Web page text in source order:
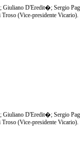
D'Eredit�; Sergio
(Vice-presidente Vicario).
D'Eredit�; Sergio
(Vice-presidente Vicario).